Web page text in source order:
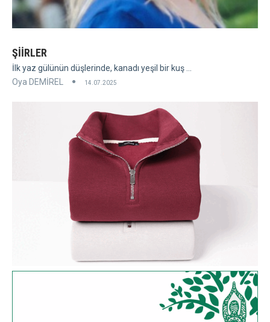
ŞİİRLER
İlk yaz gülünün düşlerinde, kanadı yeşil bir kuş ...
Oya DEMİREL
14.07.2025